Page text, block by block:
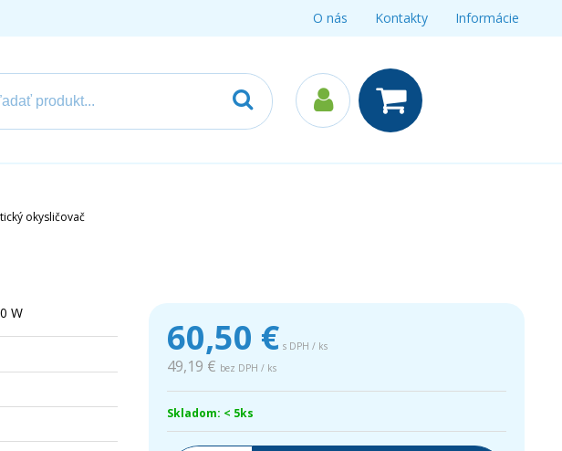
O nás Kontakty Informácie
okysličovač
60,50 € s DPH / ks
49,19 € bez DPH / ks
Skladom: < 5ks
W